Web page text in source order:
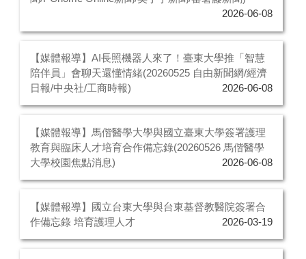
2026-06-08
【媒體報導】AI長照機器人來了！臺東大學推「智慧
陪伴員」會聊天還懂情緒(20260525 自由新聞網/經濟
日報/中央社/工商時報)
2026-06-08
【媒體報導】馬偕醫學大學與國立臺東大學簽署護理
教育與臨床人才培育合作備忘錄(20260526 馬偕醫學
大學校園焦點消息)
2026-06-08
【媒體報導】國立台東大學與台東基督教醫院簽署合
作備忘錄 培育護理人才
2026-03-19